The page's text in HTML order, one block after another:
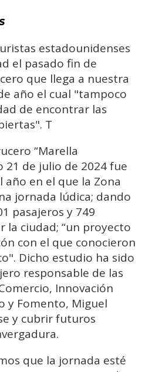
estadounidenses
el pasado fin de
que llega a nuestra
año el cual "tampoco
de encontrar las
T
“Marella
21 de julio de 2024 fue
en el que la Zona
jornada lúdica; dando
pasajeros y 749
la ciudad; “un proyecto
con el que conocieron
Dicho estudio ha sido
responsable de las
Innovación
y Fomento, Miguel
y cubrir futuros
que la jornada esté